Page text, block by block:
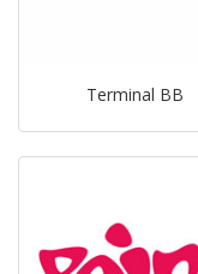
Terminal BB